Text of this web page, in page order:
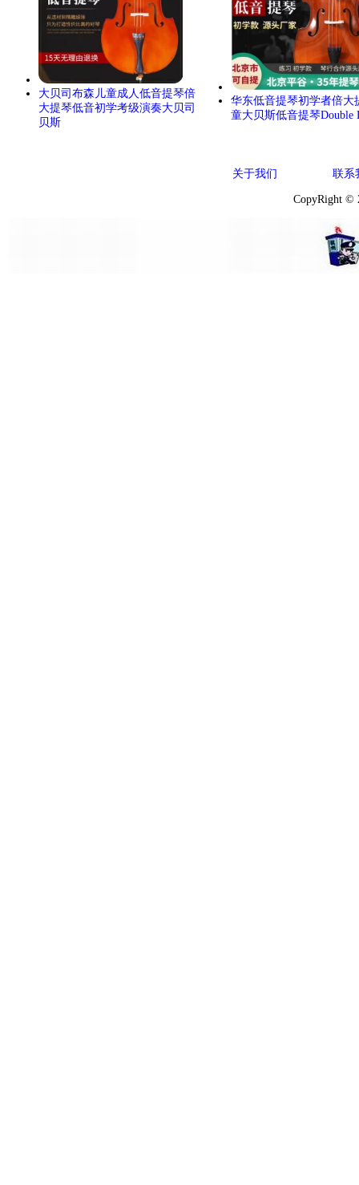
大贝司布森儿童成人低音提琴倍
大提琴低音初学考级演奏大贝司
贝斯
华东低音提琴初学者倍大
童大贝斯低音提琴Double
关于我们 联系
CopyRight ©